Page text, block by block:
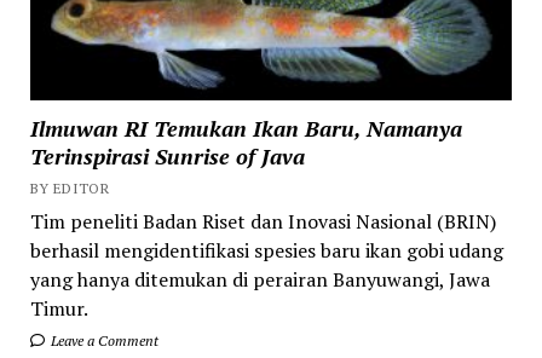
Ilmuwan RI Temukan Ikan Baru, Namanya
Terinspirasi Sunrise of Java
BY EDITOR
Tim peneliti Badan Riset dan Inovasi Nasional (BRIN)
berhasil mengidentifikasi spesies baru ikan gobi udang
yang hanya ditemukan di perairan Banyuwangi, Jawa
Timur.
Leave a Comment